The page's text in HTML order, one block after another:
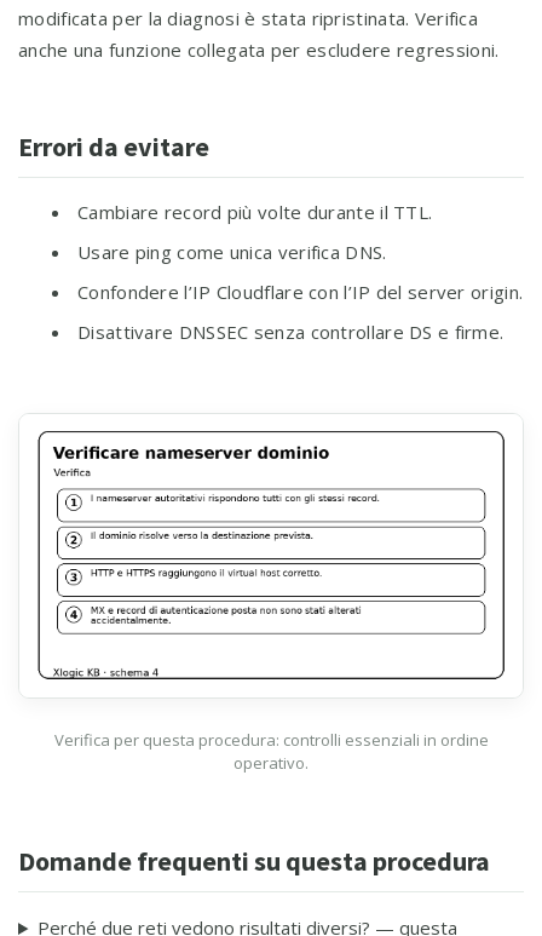
modificata per la diagnosi è stata ripristinata. Verifica
anche una funzione collegata per escludere regressioni.
Errori da evitare
Cambiare record più volte durante il TTL.
Usare ping come unica verifica DNS.
Confondere l’IP Cloudflare con l’IP del server origin.
Disattivare DNSSEC senza controllare DS e firme.
Verifica per questa procedura: controlli essenziali in ordine
operativo.
Domande frequenti su questa procedura
Perché due reti vedono risultati diversi? — questa